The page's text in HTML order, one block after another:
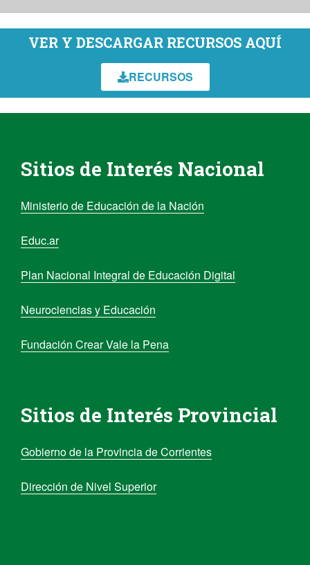
VER Y DESCARGAR RECURSOS AQUÍ
RECURSOS
Sitios de Interés Nacional
Ministerio de Educación de la Nación
Educ.ar
Plan Nacional Integral de Educación Digital
Neurociencias y Educación
Fundación Crear Vale la Pena
Sitios de Interés Provincial
Gobierno de la Provincia de Corrientes
Dirección de Nivel Superior